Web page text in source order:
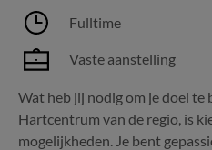
Fulltime
Vaste aanstelling
Wat heb jij nodig om je doel te
Hartcentrum van de regio, is
mogelijkheden. Je bent